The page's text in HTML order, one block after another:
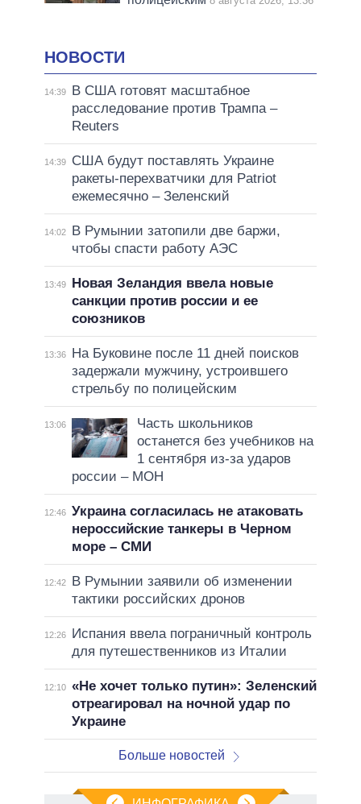
НОВОСТИ
14:39
В США готовят масштабное
расследование против Трампа –
Reuters
14:39
США будут поставлять Украине
ракеты-перехватчики для Patriot
ежемесячно – Зеленский
14:02
В Румынии затопили две баржи,
чтобы спасти работу АЭС
13:49
Новая Зеландия ввела новые
санкции против россии и ее
союзников
13:36
На Буковине после 11 дней поисков
задержали мужчину, устроившего
стрельбу по полицейским
13:06
Часть школьников
останется без учебников на
1 сентября из-за ударов
россии – МОН
12:46 Украина согласилась не атаковать
нероссийские танкеры в Черном
море – СМИ
12:42
В Румынии заявили об изменении
тактики российских дронов
12:26
Испания ввела пограничный контроль
для путешественников из Италии
12:10 «Не хочет только путин»: Зеленский
отреагировал на ночной удар по
Украине
Больше новостей